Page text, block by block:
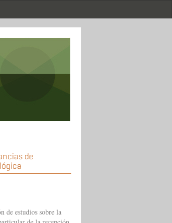
de
de estudios sobre la